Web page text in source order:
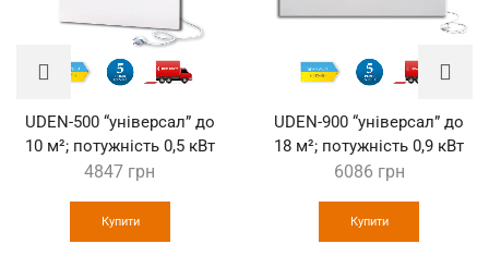
UDEN-500 “універсал” до
10 м²; потужність 0,5 кВт
4847 грн
Купити
UDEN-900 “універсал” до
18 м²; потужність 0,9 кВт
6086 грн
Купити